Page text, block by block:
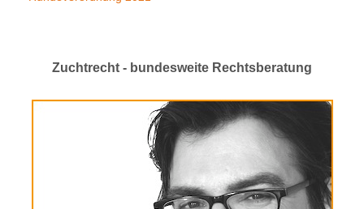
Zuchtrecht - bundesweite Rechtsberatung